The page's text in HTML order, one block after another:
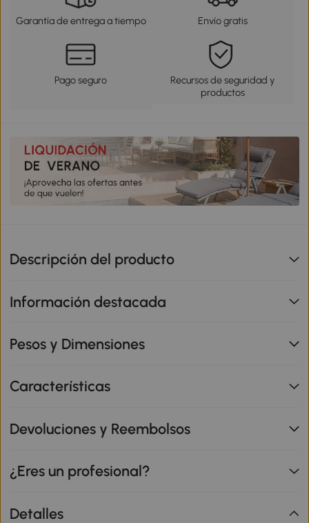
Garantía de entrega a tiempo Envío gratis
Pago seguro
Recursos de seguridad y
productos
Descripción del producto
Información destacada
Pesos y Dimensiones
Características
Devoluciones y Reembolsos
¿Eres un profesional?
Detalles